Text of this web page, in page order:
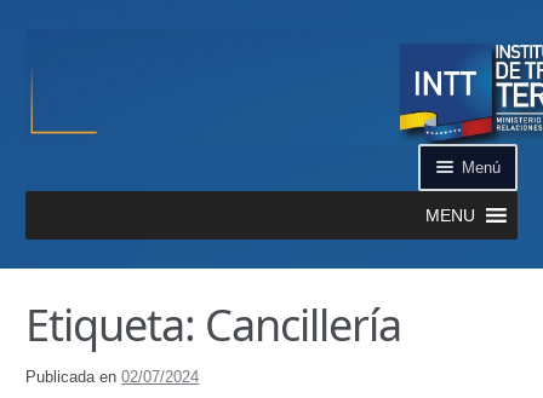
Menú
MENU
Inicio
¿Qué es el INTT?
Aplicación INTT QR
Etiqueta: Cancillería
Publicada en02/07/2024